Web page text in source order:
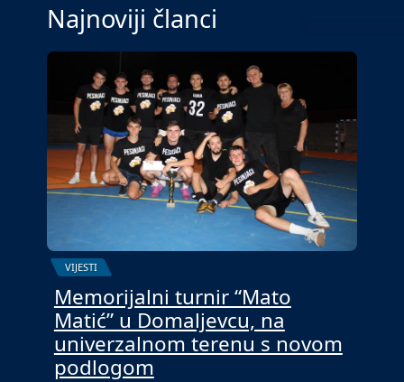
Najnoviji članci
VIJESTI
Memorijalni turnir “Mato
Matić” u Domaljevcu, na
univerzalnom terenu s novom
podlogom